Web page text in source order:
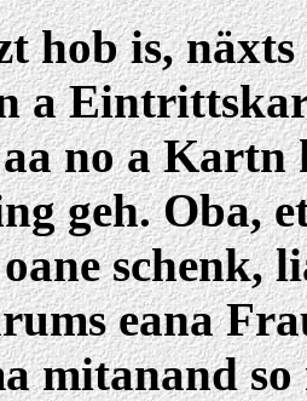
hob is,
a
no a
geh. Oba,
schenk,
eana
mitanand